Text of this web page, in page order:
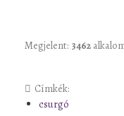
Megjelent: 3462
Címkék:
csurgó